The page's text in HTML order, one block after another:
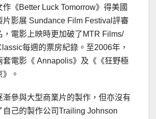
《Better Luck Tomorrow》得美國
片影展 Sundance Film Festival評審
，電影上映時更加破了MTR Films/
每週的票房紀錄。至2006年，
套電影《 Annapolis》及《《狂野極
。
漸參與大型商業片的製作，但亦沒有
自己的製作公司Trailing Johnson